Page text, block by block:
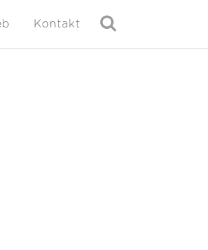
Kontakt